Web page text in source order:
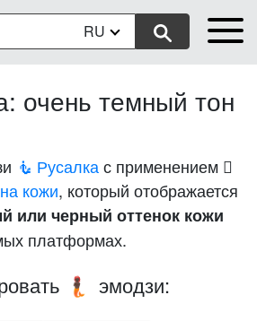
RU
очень темный тон
🧜 Русалкас применением
кожи, который отображается
или черный оттенок кожи
платформах.
🧜🏿 эмодзи: